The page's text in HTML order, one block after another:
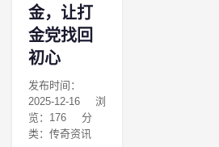
金，让打
金党找回
初心
发布时间：
2025-12-16
浏
览：176
分
类：传奇资讯